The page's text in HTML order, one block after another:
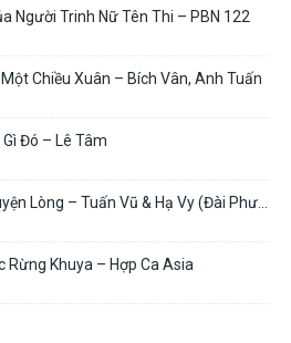
Người Trinh Nữ Tên Thi – PBN 122
Chiều Xuân – Bích Vân, Anh Tuấn
Đó – Lê Tâm
Đừng Nhắc Chuyện Lòng – Tuấn Vũ & Hạ Vy (Đài Phương Trang)
Rừng Khuya – Hợp Ca Asia